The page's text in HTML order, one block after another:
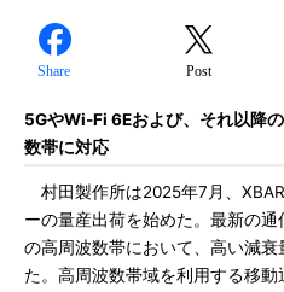
Share Post
5GやWi-Fi 6Eおよび、それ以降
数帯に対応
村田製作所は2025年7月、
ーの量産出荷を始めた。最新の
の高周波数帯において、高い減
た。高周波数帯域を利用する移